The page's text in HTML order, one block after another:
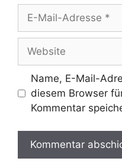
Adresse
Website
Name, E-Mail-
diesem Browser
Kommentar